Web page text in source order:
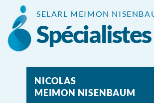
SELARL MEIMON
NICOLAS
MEIMON NISENBAUM
Panneau de gestion des cookies